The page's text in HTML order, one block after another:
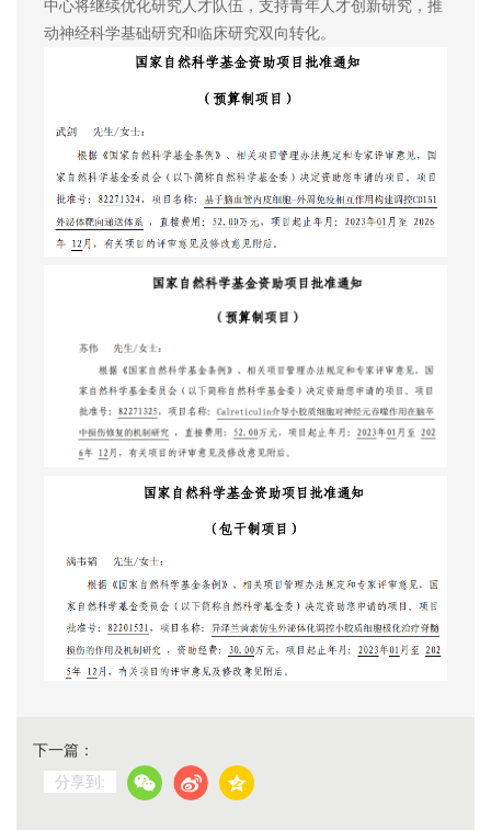
中心将继续优化研究人才队伍，支持青年人才创新研究，推
动神经科学基础研究和临床研究双向转化。
下一篇：
分享到: